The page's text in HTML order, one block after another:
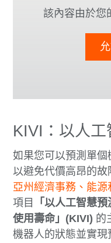
該內容由於您
KIVI：以人工
如果您可以預測單
以避免代價高昂的
亞州經濟事務、能
項目
「以人工智慧
使用壽命」(KIVI) 的
機器人的狀態並實